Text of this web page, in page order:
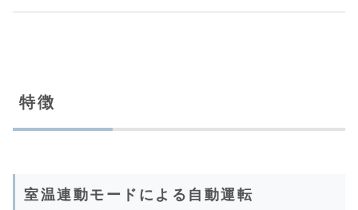
特徴
室温連動モードによる自動運転